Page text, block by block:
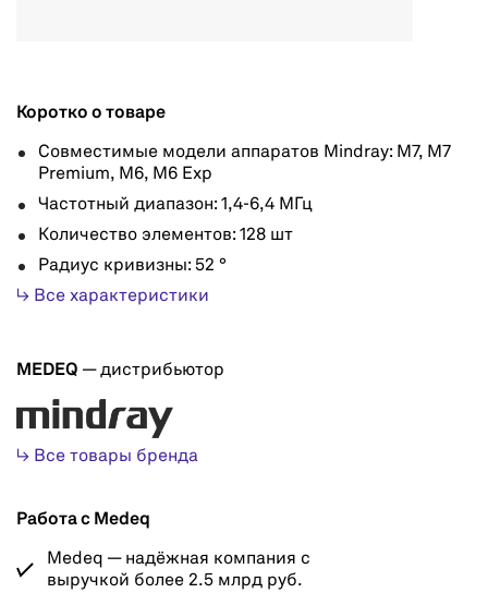
Коротко о товаре
Совместимые модели аппаратов Mindray: M7, M7
Premium, M6, M6 Exp
Частотный диапазон: 1,4-6,4 МГц
Количество элементов: 128 шт
Радиус кривизны: 52 °
↳ Все характеристики
MEDEQ — дистрибьютор
↳ Все товары бренда
Работа с Medeq
Medeq — надёжная компания с
выручкой более 2.5 млрд руб.